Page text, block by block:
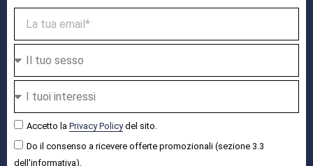
Accetto la Privacy Policydel sito.
Do il consenso a ricevere offerte promozionali (sezione 3.3
dell'informativa).